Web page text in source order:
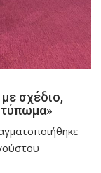
σχέδιο,